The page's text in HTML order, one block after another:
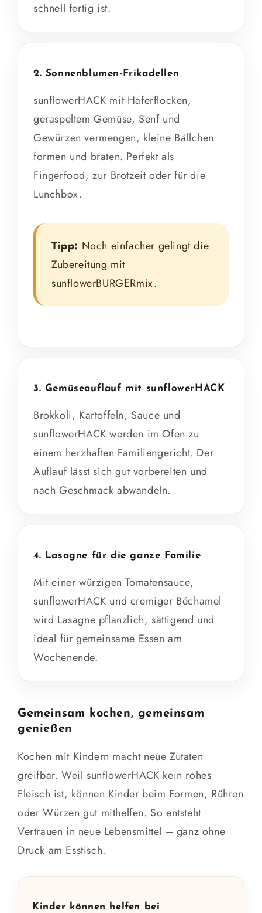
schnell fertig ist.
2. Sonnenblumen-Frikadellen
sunflowerHACK mit Haferflocken,
geraspeltem Gemüse, Senf und
Gewürzen vermengen, kleine Bällchen
formen und braten. Perfekt als
Fingerfood, zur Brotzeit oder für die
Lunchbox.
Tipp: Noch einfacher gelingt die
Zubereitung mit
sunflowerBURGERmix.
3. Gemüseauflauf mit sunflowerHACK
Brokkoli, Kartoffeln, Sauce und
sunflowerHACK werden im Ofen zu
einem herzhaften Familiengericht. Der
Auflauf lässt sich gut vorbereiten und
nach Geschmack abwandeln.
4. Lasagne für die ganze Familie
Mit einer würzigen Tomatensauce,
sunflowerHACK und cremiger Béchamel
wird Lasagne pflanzlich, sättigend und
ideal für gemeinsame Essen am
Wochenende.
Gemeinsam kochen, gemeinsam
genießen
Kochen mit Kindern macht neue Zutaten
greifbar. Weil sunflowerHACK kein rohes
Fleisch ist, können Kinder beim Formen, Rühren
oder Würzen gut mithelfen. So entsteht
Vertrauen in neue Lebensmittel – ganz ohne
Druck am Esstisch.
Kinder können helfen bei